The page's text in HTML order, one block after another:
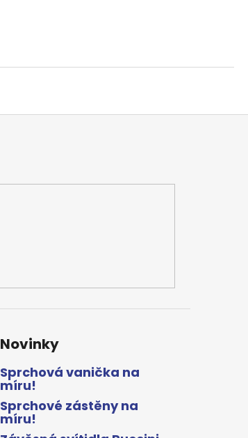
Novinky
Sprchová vanička na
míru!
Sprchové zástěny na
míru!